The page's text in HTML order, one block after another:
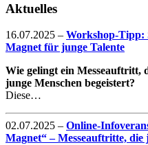
Aktuelles
16.07.2025 – Workshop-Tipp:
Magnet für junge Talente
Wie gelingt ein
junge Menschen begeistert?
Diese…
02.07.2025 – Online-
Magnet“ – Messeauftritte, die